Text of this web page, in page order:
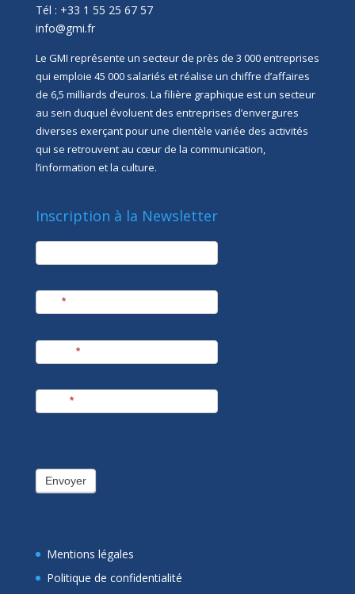
Tél : +33 1 55 25 67 57
info@gmi.fr
Le GMI représente un secteur de près de 3 000 entreprises
qui emploie 45 000 salariés et réalise un chiffre d’affaires
de 6,5 milliards d’euros. La filière graphique est un secteur
au sein duquel évoluent des entreprises d’envergures
diverses exerçant pour une clientèle variée des activités
qui se retrouvent au cœur de la communication,
l’information et la culture.
Inscription à la Newsletter
newsletter
*
*
*
Envoyer
Mentions légales
Politique de confidentialité